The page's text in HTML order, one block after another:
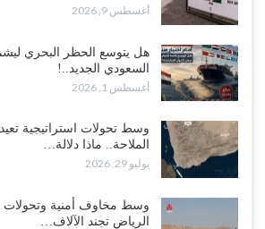
أغسطس 9, 2026
هل يتوسع الحظر البحري
السعودي الجديد..!
أغسطس 1, 2026
وسط تحولات استراتيجية
الملاحة.. ماذا دلالة…
يوليو 29, 2026
وسط مخاوف أمنية وتحولات
الرياض تجند الآلاف…